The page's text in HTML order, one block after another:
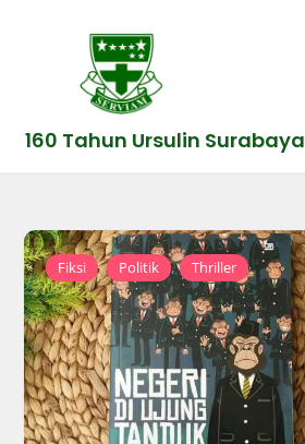
160 Tahun Ursulin Surabaya
Fiksi , Politik , Thriller